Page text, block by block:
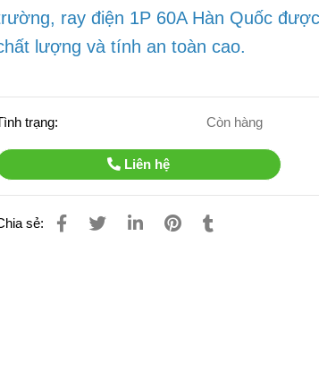
ray điện 1P 60A Hàn Quốc
lượng và tính an toàn cao.
trạng: Còn hàng
Liên hệ
sẻ: